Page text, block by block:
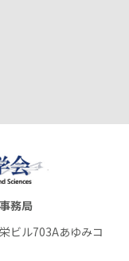
務局
ビル703Aあゆみコ